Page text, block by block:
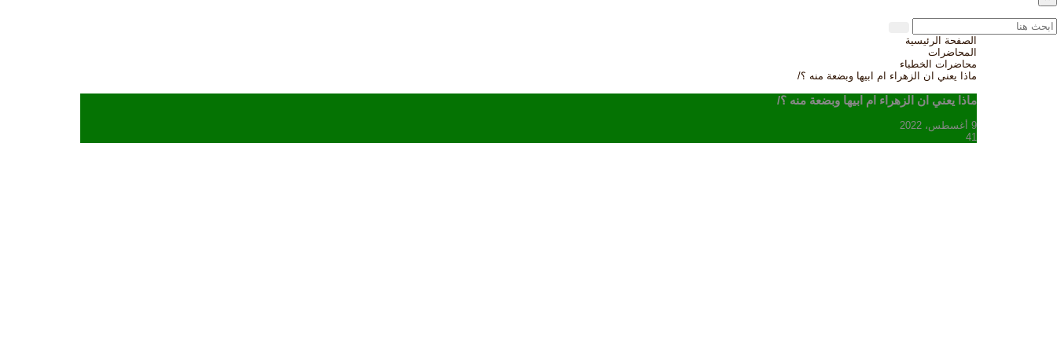
الصفحة الرئيسية
المحاضرات
محاضرات الخطباء
ماذا يعني ان الزهراء ام ابيها وبضعة منه ؟/
ماذا يعني ان الزهراء ام ابيها وبضعة منه ؟/
9 أغسطس، 2022
41